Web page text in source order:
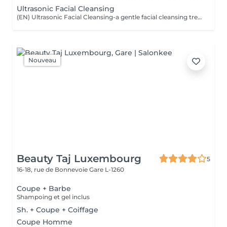
Ultrasonic Facial Cleansing
(EN) Ultrasonic Facial Cleansing-a gentle facial cleansing treatment that uses ultrasonic technology to effectively remove surface impurities, excess sebum, and dead skin cells without mechanical extraction. The treatment refreshes the skin, improves its texture, evens the complexion, and restores a natural glow. The procedure is performed using professional JeuDerm skincare products to soothe the skin, maintain optimal hydration, and provide maximum comfort throughout the treatment. Who is this treatment for? * Sensitive and delicate skin * Normal, dry, combination, and oily skin * Dull complexion * Uneven skin texture * Enlarged pores * Prevention of clogged pores * Regular skin maintenance * Preparing the skin for professional skincare treatments Benefits after the treatment: * Gently cleansed skin * Smoother and more even skin texture * Fresher, more radiant complexion * A clean and comfortable skin feel * Softer and better-hydrated skin * Improved absorption of home skincare products (FR) Nettoyage du visage par ultrasons-un soin doux utilisant les ultrasons pour éliminer efficacement les impuretés de surface, l'excès de sébum et les cellules mortes, sans extraction mécanique. Ce traitement rafraîchit la peau, améliore sa texture, unifie le teint et lui redonne son éclat naturel. Le soin est réalisé avec les produits professionnels JeuDerm, qui apaisent la peau, maintiennent une hydratation optimale et assurent un confort maximal tout au long de la procédure. À qui s'adresse ce soin ? * Peaux sensibles et délicates * Peaux normales, sèches, mixtes et grasses * Teint terne * Texture de peau irrégulière * Pores dilatés * Prévention de l'obstruction des pores * Entretien régulier de la peau * Préparation de la peau aux soins esthétiques professionnels Résultats après le soin : * Peau nettoyée en douceur * Texture de peau plus lisse et plus uniforme * Teint plus frais et lumineux * Sensation de peau propre et confortable * Peau plus douce et mieux hydratée * Meilleure absorption des soins à domicile
Nouveau
Beauty Taj Luxembourg
5
16-18, rue de Bonnevoie Gare L-1260
Coupe + Barbe
Shampoing et gel inclus
Sh. + Coupe + Coiffage
Coupe Homme